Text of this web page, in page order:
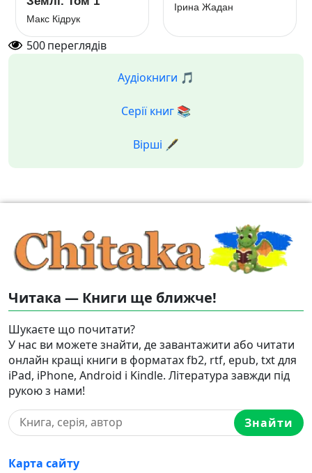
Макс Кідрук
Ірина Жадан
500переглядів
Аудіокниги 🎵
Серії книг 📚
Вірші 🖋️
Читака — Книги ще ближче!
Шукаєте що почитати?
У нас ви можете знайти, де завантажити або читати
онлайн кращі книги в форматах fb2, rtf, epub, txt для
iPad, iPhone, Android і Kindle. Література завжди під
рукою з нами!
Знайти
Карта сайту